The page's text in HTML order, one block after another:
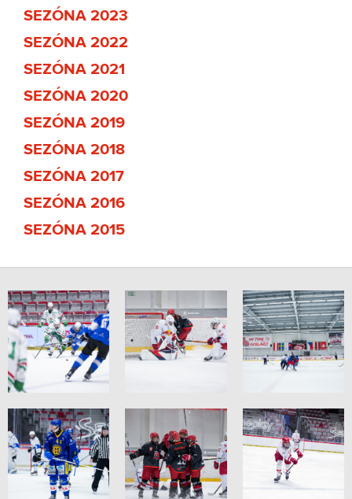
SEZÓNA 2023
SEZÓNA 2022
SEZÓNA 2021
SEZÓNA 2020
SEZÓNA 2019
SEZÓNA 2018
SEZÓNA 2017
SEZÓNA 2016
SEZÓNA 2015